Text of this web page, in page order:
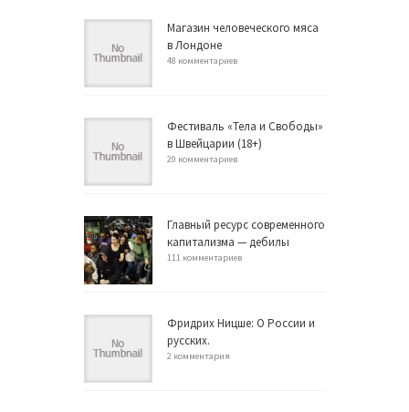
Магазин человеческого мяса
в Лондоне
48 комментариев
Фестиваль «Тела и Свободы»
в Швейцарии (18+)
20 комментариев
Главный ресурс современного
капитализма — дебилы
111 комментариев
Фридрих Ницше: О России и
русских.
2 комментария